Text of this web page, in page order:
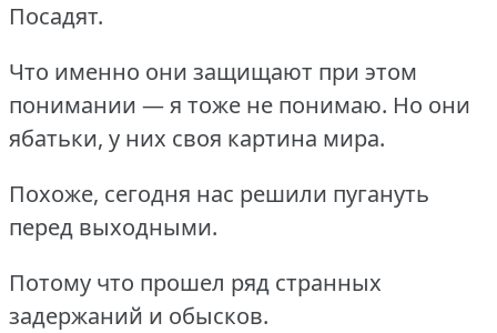
Посадят.
Что именно они защищают при этом
понимании — я тоже не понимаю. Но они
ябатьки, у них своя картина мира.
Похоже, сегодня нас решили пугануть
перед выходными.
Потому что прошел ряд странных
задержаний и обысков.